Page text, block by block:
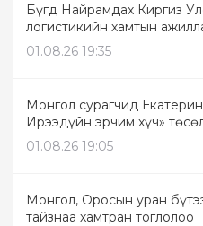
Бүгд Найрамдах Киргиз
логистикийн хамтын
01.08.26 19:35
Монгол сурагчид
Ирээдүйн эрчим хүч»
01.08.26 19:05
Монгол, Оросын уран
тайзнаа хамтран тоглолоо